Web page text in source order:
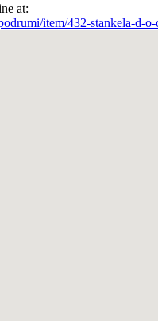
at:
item/432-stankela-d-